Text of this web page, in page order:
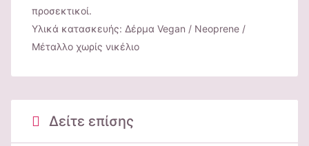
προσεκτικοί.
Υλικά κατασκευής: Δέρμα Vegan / Neoprene /
Μέταλλο χωρίς νικέλιο
Δείτε επίσης